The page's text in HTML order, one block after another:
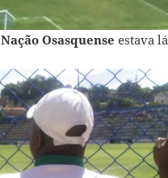
Nação Osasquense estava